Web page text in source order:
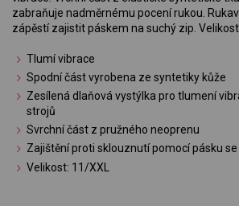
zabraňuje nadměrnému pocení rukou.
zápěstí zajistit páskem na suchý zip. Velikost
Tlumí vibrace
Spodní část vyrobena ze syntetiky kůže
Zesílená dlaňová vystýlka pro tlumení
strojů
Svrchní část z pružného neoprenu
Zajištění proti sklouznutí pomocí pásku
Velikost: 11/XXL